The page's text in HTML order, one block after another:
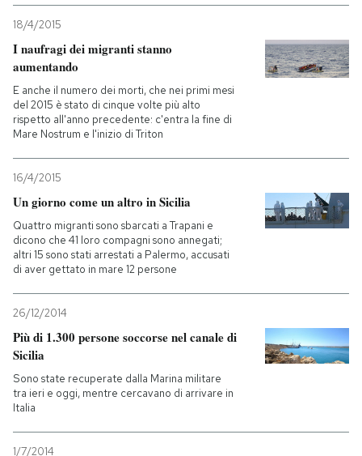
18/4/2015
I naufragi dei migranti stanno
aumentando
E anche il numero dei morti, che nei primi mesi
del 2015 è stato di cinque volte più alto
rispetto all'anno precedente: c'entra la fine di
Mare Nostrum e l'inizio di Triton
16/4/2015
Un giorno come un altro in Sicilia
Quattro migranti sono sbarcati a Trapani e
dicono che 41 loro compagni sono annegati;
altri 15 sono stati arrestati a Palermo, accusati
di aver gettato in mare 12 persone
26/12/2014
Più di 1.300 persone soccorse nel canale di
Sicilia
Sono state recuperate dalla Marina militare
tra ieri e oggi, mentre cercavano di arrivare in
Italia
1/7/2014